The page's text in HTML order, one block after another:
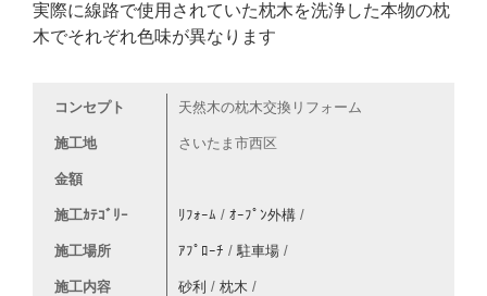
実際に線路で使用されていた枕木を洗浄した本物の枕
木でそれぞれ色味が異なります
コンセプト 天然木の枕木交換リフォーム
施工地 さいたま市西区
金額
施工ｶﾃｺﾞﾘｰ ﾘﾌｫｰﾑ /ｵｰﾌﾟﾝ外構 /
施工場所 ｱﾌﾟﾛｰﾁ /駐車場 /
施工内容 砂利 /枕木 /